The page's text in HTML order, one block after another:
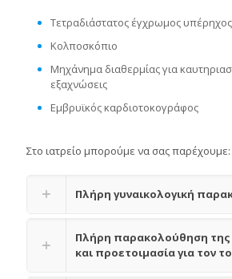
Τετραδιάστατος έγχρωμος υπέρηχος
Κολποσκόπιο
Μηχάνημα διαθερμίας για
εξαχνώσεις
Εμβρυϊκός καρδιοτοκογράφος
Στο ιατρείο μπορούμε να σας παρέχουμε:
Πλήρη γυναικολογική
Πλήρη παρακολούθηση της
και προετοιμασία για τον